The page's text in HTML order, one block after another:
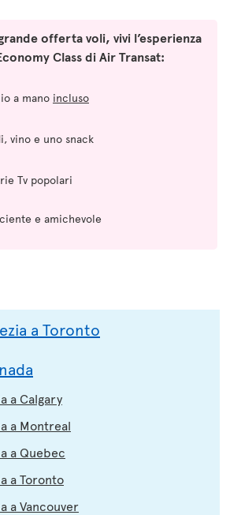
offerta voli, vivi l’esperienza
Class di Air Transat:
a mano incluso
vino e uno snack
Tv popolari
e amichevole
a Toronto
a Calgary
a Montreal
a Quebec
a Toronto
a Vancouver